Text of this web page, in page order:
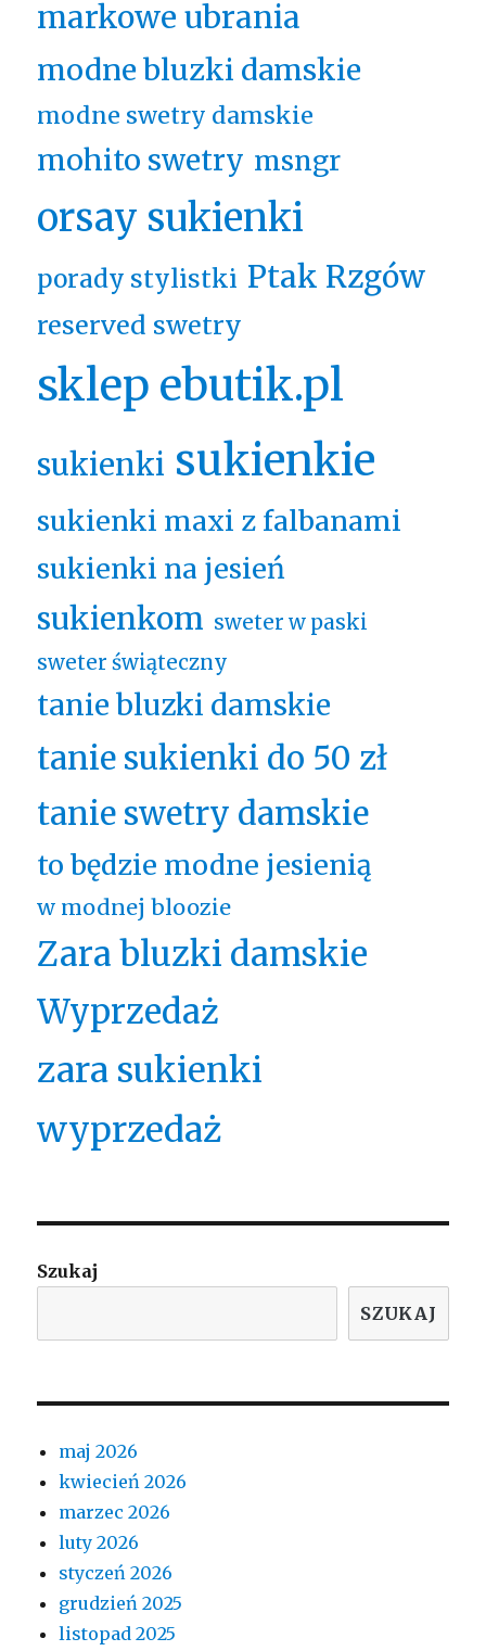
markowe ubrania
modne bluzki damskie
modne swetry damskie
mohito swetry msngr
orsay sukienki
porady stylistki Ptak Rzgów
reserved swetry
sklep ebutik.pl
sukienki sukienkie
sukienki maxi z falbanami
sukienki na jesień
sukienkom sweter w paski
sweter świąteczny
tanie bluzki damskie
tanie sukienki do 50 zł
tanie swetry damskie
to będzie modne jesienią
w modnej bloozie
Zara bluzki damskie
Wyprzedaż
zara sukienki
wyprzedaż
Szukaj
SZUKAJ
maj 2026
kwiecień 2026
marzec 2026
luty 2026
styczeń 2026
grudzień 2025
listopad 2025